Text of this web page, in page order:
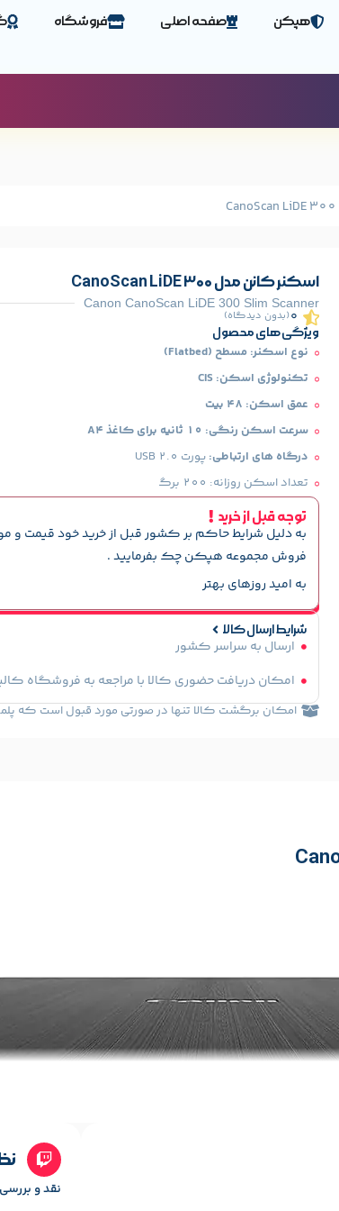
هپکن صفحه اصلی فروشگاه
اسکنر کانن مدل CanoScan LiDE 300
Canon CanoScan LiDE 300 Slim Scanner
0(بدون دیدگاه)
ویژگی های محصول
نوع اسکنر: مسطح (Flatbed)
تکنولوژی اسکن: CIS
عمق اسکن: 48 بیت
سرعت اسکن رنگی: 10 ثانیه برای کاغذ A4
درگاه های ارتباطی: پورت USB 2.0
تعداد اسکن روزانه: 200 برگ
توجه قبل از خرید
به دلیل شرایط حاکم بر کشور قبل از خرید خود قیمت و
فروش مجموعه هپکن چک بفرمایید .
به امید روزهای بهتر
شرایط ارسال کالا
ارسال به سراسر کشور
امکان دریافت حضوری کالا با مراجعه به فروشگاه
امکان برگشت کالا تنها در صورتی مورد قبول است که
نقد و